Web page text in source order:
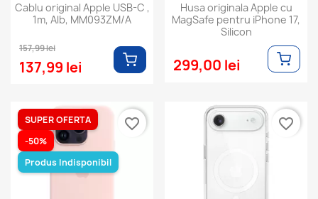
Cablu original Apple USB-C ,
1m, Alb, MM093ZM/A
157,99 lei
137,99 lei
Husa originala Apple cu
MagSafe pentru iPhone 17,
Silicon
299,00 lei
SUPER OFERTA
-50%
Produs Indisponibil
favorite_border favorite_border